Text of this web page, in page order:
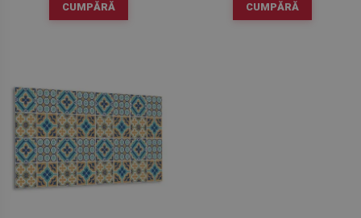
CUMPĂRĂ CUMPĂRĂ